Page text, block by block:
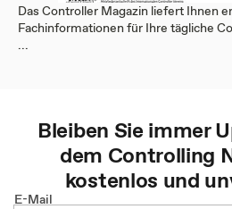
Das Controller Magazin liefert Ihnen
Fachinformationen für Ihre tägliche
...
Bleiben Sie immer
dem Controlling
kostenlos und
E-Mail